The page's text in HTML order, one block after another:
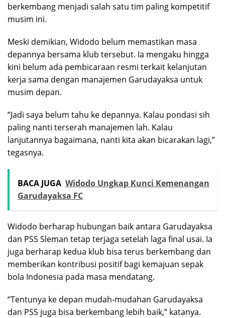
berkembang menjadi salah satu tim paling kompetitif
musim ini.
Meski demikian, Widodo belum memastikan masa
depannya bersama klub tersebut. Ia mengaku hingga
kini belum ada pembicaraan resmi terkait kelanjutan
kerja sama dengan manajemen Garudayaksa untuk
musim depan.
“Jadi saya belum tahu ke depannya. Kalau pondasi sih
paling nanti terserah manajemen lah. Kalau
lanjutannya bagaimana, nanti kita akan bicarakan lagi,”
tegasnya.
BACA JUGA Widodo Ungkap Kunci Kemenangan
Garudayaksa FC
Widodo berharap hubungan baik antara Garudayaksa
dan PSS Sleman tetap terjaga setelah laga final usai. Ia
juga berharap kedua klub bisa terus berkembang dan
memberikan kontribusi positif bagi kemajuan sepak
bola Indonesia pada masa mendatang.
“Tentunya ke depan mudah-mudahan Garudayaksa
dan PSS juga bisa berkembang lebih baik,” katanya.